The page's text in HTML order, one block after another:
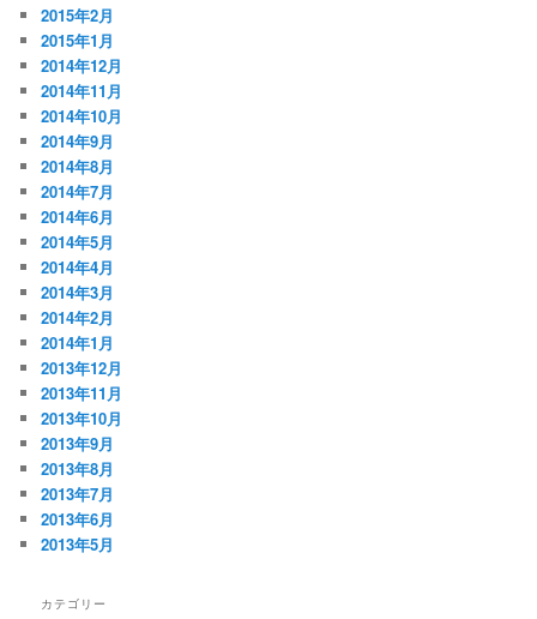
2015年2月
2015年1月
2014年12月
2014年11月
2014年10月
2014年9月
2014年8月
2014年7月
2014年6月
2014年5月
2014年4月
2014年3月
2014年2月
2014年1月
2013年12月
2013年11月
2013年10月
2013年9月
2013年8月
2013年7月
2013年6月
2013年5月
カテゴリー